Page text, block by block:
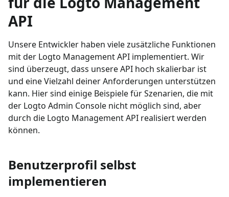
API
Unsere Entwickler haben viele zusätzliche Funktionen
mit der Logto Management API implementiert. Wir
sind überzeugt, dass unsere API hoch skalierbar ist
und eine Vielzahl deiner Anforderungen unterstützen
kann. Hier sind einige Beispiele für Szenarien, die mit
der Logto Admin Console nicht möglich sind, aber
durch die Logto Management API realisiert werden
können.
Benutzerprofil selbst
implementieren